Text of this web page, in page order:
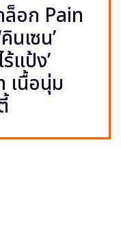
อก Pain
เซน’
ร้แป้ง’
เนื้อนุ่ม